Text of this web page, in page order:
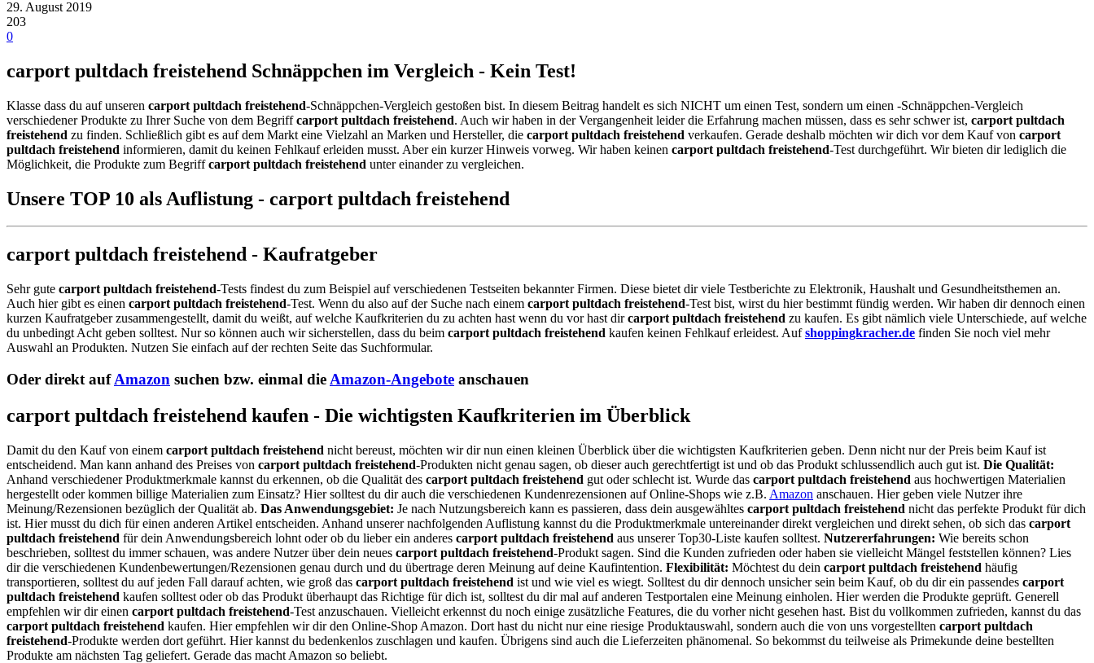
29. August 2019
203
0
carport pultdach freistehend Schnäppchen im Vergleich - Kein Test!
Klasse dass du auf unseren carport pultdach freistehend-Schnäppchen-Vergleich gestoßen bist. In diesem Beitrag handelt es sich NICHT um einen Test, sondern um einen -Schnäppchen-Vergleich
verschiedener Produkte zu Ihrer Suche von dem Begriffcarport pultdach freistehend. Auch wir haben in der Vergangenheit leider die Erfahrung machen müssen, dass es sehr schwer ist, carport pultdach
freistehend zu finden. Schließlich gibt es auf dem Markt eine Vielzahl an Marken und Hersteller, die carport pultdach freistehend verkaufen. Gerade deshalb möchten wir dich vor dem Kauf von carport
pultdach freistehend informieren, damit du keinen Fehlkauf erleiden musst. Aber ein kurzer Hinweis vorweg. Wir haben keinen carport pultdach freistehend-Test durchgeführt. Wir bieten dir lediglich die
Möglichkeit, die Produkte zum Begriffcarport pultdach freistehend unter einander zu vergleichen.
Unsere TOP 10 als Auflistung - carport pultdach freistehend
carport pultdach freistehend - Kaufratgeber
Sehr gute carport pultdach freistehend-Tests findest du zum Beispiel auf verschiedenen Testseiten bekannter Firmen. Diese bietet dir viele Testberichte zu Elektronik, Haushalt und Gesundheitsthemen an.
Auch hier gibt es einen carport pultdach freistehend-Test. Wenn du also auf der Suche nach einem carport pultdach freistehend-Test bist, wirst du hier bestimmt fündig werden. Wir haben dir dennoch einen
kurzen Kaufratgeber zusammengestellt, damit du weißt, auf welche Kaufkriterien du zu achten hast wenn du vor hast dircarport pultdach freistehend zu kaufen. Es gibt nämlich viele Unterschiede, auf welche
du unbedingt Acht geben solltest. Nur so können auch wir sicherstellen, dass du beim carport pultdach freistehend kaufen keinen Fehlkauf erleidest. Aufshoppingkracher.de finden Sie noch viel mehr
Auswahl an Produkten. Nutzen Sie einfach auf der rechten Seite das Suchformular.
Oder direkt aufAmazon suchen bzw. einmal die Amazon-Angebote anschauen
carport pultdach freistehend kaufen - Die wichtigsten Kaufkriterien im Überblick
Damit du den Kauf von einem carport pultdach freistehend nicht bereust, möchten wir dir nun einen kleinen Überblick über die wichtigsten Kaufkriterien geben. Denn nicht nur der Preis beim Kauf ist
entscheidend. Man kann anhand des Preises von carport pultdach freistehend-Produkten nicht genau sagen, ob dieser auch gerechtfertigt ist und ob das Produkt schlussendlich auch gut ist. Die Qualität:
Anhand verschiedener Produktmerkmale kannst du erkennen, ob die Qualität des carport pultdach freistehend gut oder schlecht ist. Wurde das carport pultdach freistehend aus hochwertigen Materialien
hergestellt oder kommen billige Materialien zum Einsatz? Hier solltest du dir auch die verschiedenen Kundenrezensionen auf Online-Shops wie z.B. Amazon anschauen. Hier geben viele Nutzer ihre
Meinung/Rezensionen bezüglich der Qualität ab. Das Anwendungsgebiet: Je nach Nutzungsbereich kann es passieren, dass dein ausgewähltes carport pultdach freistehend nicht das perfekte Produkt für dich
ist. Hier musst du dich für einen anderen Artikel entscheiden. Anhand unserer nachfolgenden Auflistung kannst du die Produktmerkmale untereinander direkt vergleichen und direkt sehen, ob sich das carport
pultdach freistehend für dein Anwendungsbereich lohnt oder ob du lieber ein anderes carport pultdach freistehend aus unserer Top30-Liste kaufen solltest. Nutzererfahrungen: Wie bereits schon
beschrieben, solltest du immer schauen, was andere Nutzer über dein neues carport pultdach freistehend-Produkt sagen. Sind die Kunden zufrieden oder haben sie vielleicht Mängel feststellen können? Lies
dir die verschiedenen Kundenbewertungen/Rezensionen genau durch und du übertrage deren Meinung auf deine Kaufintention. Flexibilität: Möchtest du dein carport pultdach freistehend häufig
transportieren, solltest du auf jeden Fall darauf achten, wie groß das carport pultdach freistehend ist und wie viel es wiegt. Solltest du dir dennoch unsicher sein beim Kauf, ob du dir ein passendes carport
pultdach freistehend kaufen solltest oder ob das Produkt überhaupt das Richtige für dich ist, solltest du dir mal auf anderen Testportalen eine Meinung einholen. Hier werden die Produkte geprüft. Generell
empfehlen wir dir einen carport pultdach freistehend-Test anzuschauen. Vielleicht erkennst du noch einige zusätzliche Features, die du vorher nicht gesehen hast. Bist du vollkommen zufrieden, kannst du das
carport pultdach freistehend kaufen. Hier empfehlen wir dir den Online-Shop Amazon. Dort hast du nicht nur eine riesige Produktauswahl, sondern auch die von uns vorgestellten carport pultdach
freistehend-Produkte werden dort geführt. Hier kannst du bedenkenlos zuschlagen und kaufen. Übrigens sind auch die Lieferzeiten phänomenal. So bekommst du teilweise als Primekunde deine bestellten
Produkte am nächsten Tag geliefert. Gerade das macht Amazon so beliebt.